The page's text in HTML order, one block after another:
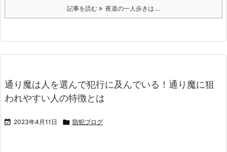
記事を読む 夜道の一人歩きは ...
通り魔は人を選んで犯行に及んでいる！通り魔に狙
われやすい人の特徴とは
 2023年4月11日  防犯ブログ